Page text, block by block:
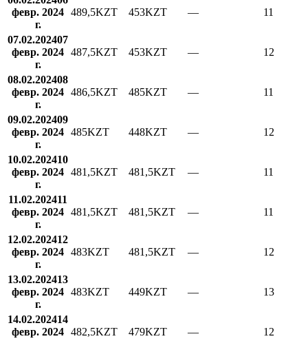
февр. 2024
г.
489,5KZT 453KZT — 11
07.02.202407
февр. 2024
г.
487,5KZT 453KZT — 12
08.02.202408
февр. 2024
г.
486,5KZT 485KZT — 11
09.02.202409
февр. 2024
г.
485KZT 448KZT — 12
10.02.202410
февр. 2024
г.
481,5KZT 481,5KZT — 11
11.02.202411
февр. 2024
г.
481,5KZT 481,5KZT — 11
12.02.202412
февр. 2024
г.
483KZT 481,5KZT — 12
13.02.202413
февр. 2024
г.
483KZT 449KZT — 13
14.02.202414
февр. 2024 482,5KZT 479KZT — 12